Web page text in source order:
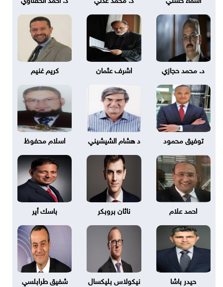
د. محمد حجازي اشرف عثمان كريم غنيم
توفيق محمود د هشام الشيشيني اسلام محفوظ
احمد علام ناثان بروبكر باسك أير
حيدر باشا نيكولاس بليكسال شفيق طرابلسي